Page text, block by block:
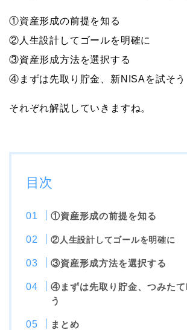
①資産形成の前提を知る
②人生設計してゴールを明確に
③資産形成方法を選択する
④まずは先取り貯金、新NISAを試そう
それぞれ解説していきますね。
目次
①資産形成の前提を知る
②人生設計してゴールを明確に
③資産形成方法を選択する
④まずは先取り貯金、つみた
う
まとめ